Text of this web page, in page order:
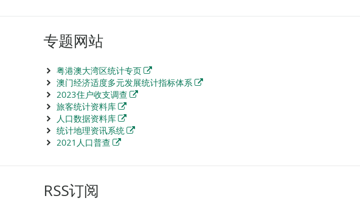
专题网站
粤港澳大湾区统计专页
澳门经济适度多元发展统计指标体系
2023住户收支调查
旅客统计资料库
人口数据资料库
统计地理资讯系统
2021人口普查
RSS订阅